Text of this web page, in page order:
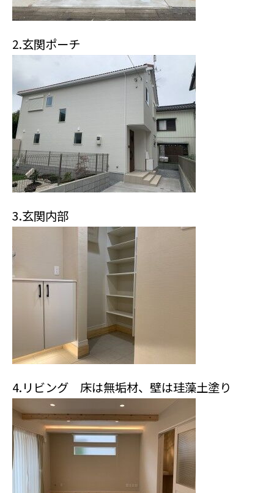
2.玄関ポーチ
3.玄関内部
4.リビング 床は無垢材、壁は珪藻土塗り